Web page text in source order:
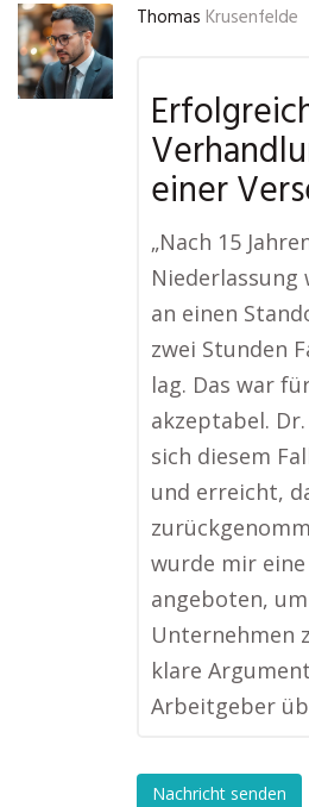
Thomas Krusenfelde
einer
„Nach 15
an einen
zwei Stunden
lag. Das war
akzeptabel.
sich diesem
und erreicht,
wurde mir
angeboten,
Unternehmen
klare
Arbeitgeber
Nachricht senden